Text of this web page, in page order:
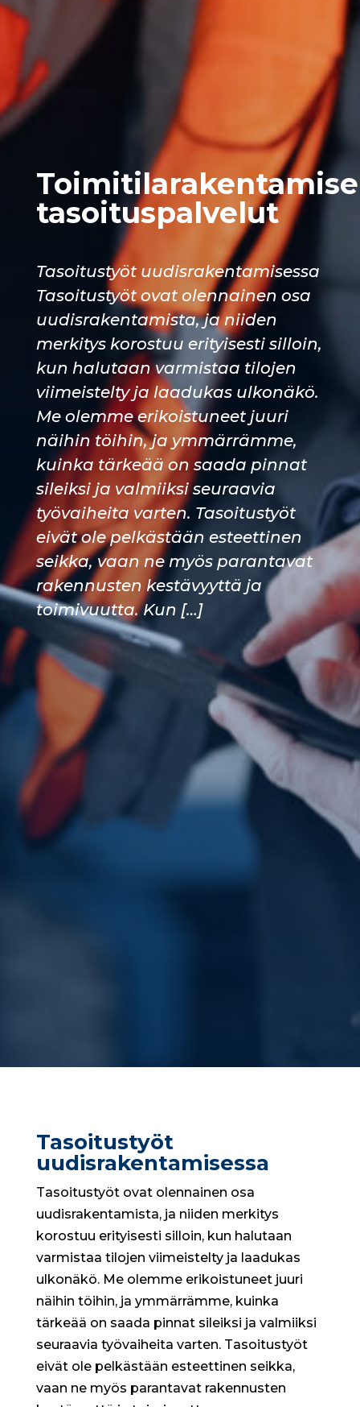
tasoituspalvelut
Tasoitustyöt uudisrakentamisessa
Tasoitustyöt ovat olennainen osa
uudisrakentamista, ja niiden
merkitys korostuu erityisesti silloin,
kun halutaan varmistaa tilojen
viimeistelty ja laadukas ulkonäkö.
Me olemme erikoistuneet juuri
näihin töihin, ja ymmärrämme,
kuinka tärkeää on saada pinnat
sileiksi ja valmiiksi seuraavia
työvaiheita varten. Tasoitustyöt
eivät ole pelkästään esteettinen
seikka, vaan ne myös parantavat
rakennusten kestävyyttä ja
toimivuutta. Kun […]
Tasoitustyöt
uudisrakentamisessa
Tasoitustyöt ovat olennainen osa
uudisrakentamista, ja niiden merkitys
korostuu erityisesti silloin, kun halutaan
varmistaa tilojen viimeistelty ja laadukas
ulkonäkö. Me olemme erikoistuneet juuri
näihin töihin, ja ymmärrämme, kuinka
tärkeää on saada pinnat sileiksi ja valmiiksi
seuraavia työvaiheita varten. Tasoitustyöt
eivät ole pelkästään esteettinen seikka,
vaan ne myös parantavat rakennusten